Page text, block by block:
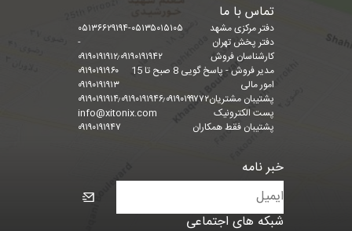
خبر نامه
شبکه های اجتماعی
تماس با ما
دفتر مرکزی مشهد
۰۵۱۳۶۶۲۹۱۹۴-۰۵۱۳۵۰۱۵۱۰۵
دفتر پخش تهران
-
کارشناسان فروش
۰۹۱۹۰۱۹۱۹۱۲٫۰۹۱۹۰۱۹۱۹۴۲
مدیر فروش - پاسخ گویی 8 صبح تا 15
۰۹۱۹۰۱۹۱۹۶۰
امور مالی
۰۹۱۹۰۱۹۱۹۱۳
پشتیبان مشتریان۰۹۱۹۰۱۹۱۹۱۴٫۰۹۱۹۰۱۹۱۹۴۶٫۰۹۱۹۰۱۹۹۷۷۲
پست الکترونیک
info@xitonix.com
پشتیبان فقط همکاران
۰۹۱۹۰۱۹۱۹۴۷